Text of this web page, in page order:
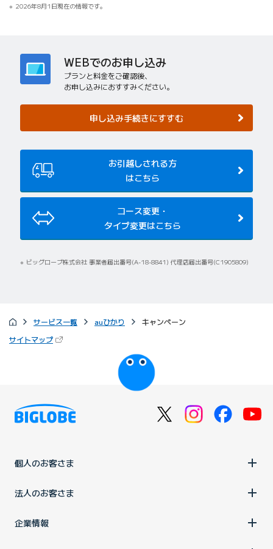
2026年8月1日現在の情報です。
WEBでのお申し込み
プランと料金をご確認後、
お申し込みにおすすみください。
申し込み手続きにすすむ
お引越しされる方
はこちら
コース変更・
タイプ変更はこちら
ビッグローブ株式会社 事業者届出番号(A-18-8841) 代理店届出番号(C1905809)
サービス一覧 auひかり
キャンペーン
サイトマップ（新しいタブで開きます）
個人のお客さま
法人のお客さま
企業情報